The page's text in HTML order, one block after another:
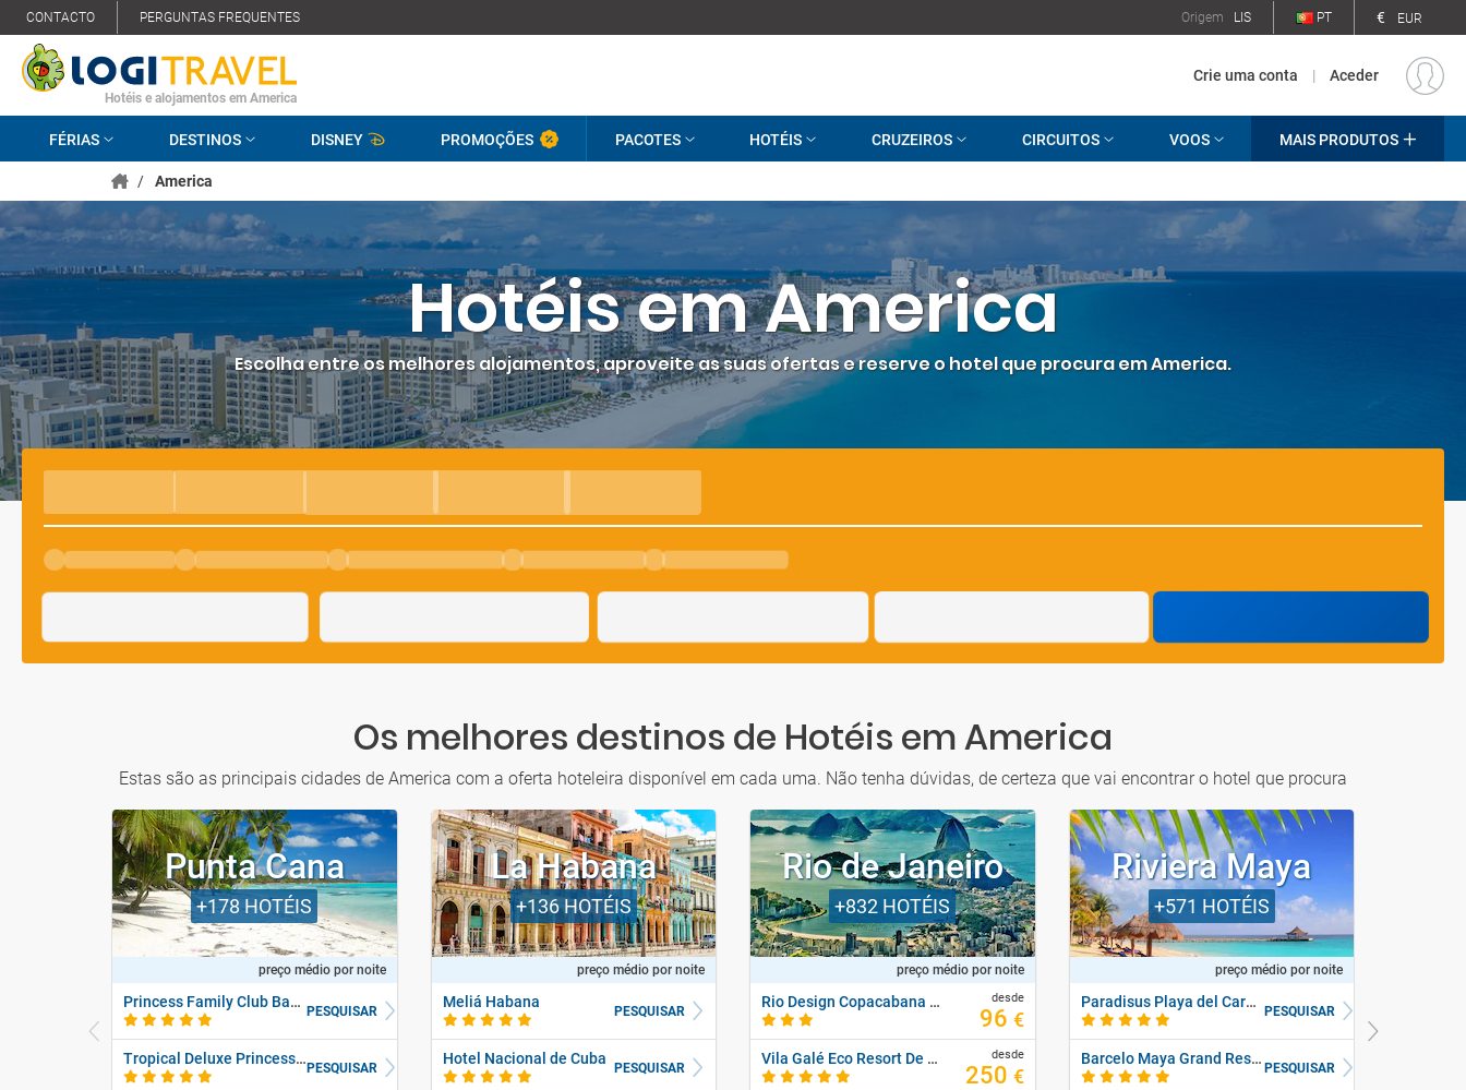
CONTACTO PERGUNTAS FREQUENTES Origem LIS PT € EUR
Hotéis e alojamentos em America
Crie uma conta | Aceder
FÉRIAS DESTINOS DISNEY PROMOÇÕES PACOTES HOTÉIS CRUZEIROS CIRCUITOS VOOS MAIS PRODUTOS
/ America
Hotéis em America
Escolha entre os melhores alojamentos, aproveite as suas ofertas e reserve o hotel que procura em America.
Os melhores destinos de Hotéis em America
Estas são as principais cidades de America com a oferta hoteleira disponível em cada uma. Não tenha dúvidas, de certeza que vai encontrar o hotel que procura
Punta Cana
+178HOTÉIS
preço médio por noite
Princess Family Club Bavaro
PESQUISAR
Tropical Deluxe Princess - All Inclusive.
PESQUISAR
La Habana
+136HOTÉIS
preço médio por noite
Meliá Habana
PESQUISAR
Hotel Nacional de Cuba
PESQUISAR
Rio de Janeiro
+832 HOTÉIS
preço médio por noite
Rio Design Copacabana Hotel desde
96 €
Vila Galé Eco Resort De Angra desde
250 €
Riviera Maya
+571 HOTÉIS
preço médio por noite
Paradisus Playa del Carmen Riviera Maya
PESQUISAR
Barcelo Maya Grand Resort
PESQUISAR